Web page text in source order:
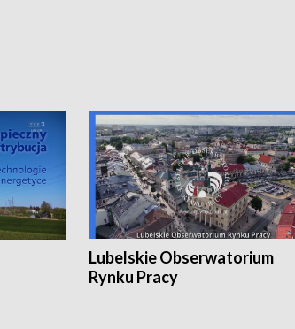
Lubelskie Obserwatorium
Rynku Pracy